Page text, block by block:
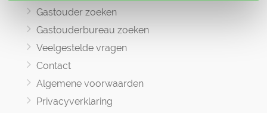
Gastouder zoeken
Gastouderbureau zoeken
Veelgestelde vragen
Contact
Algemene voorwaarden
Privacyverklaring